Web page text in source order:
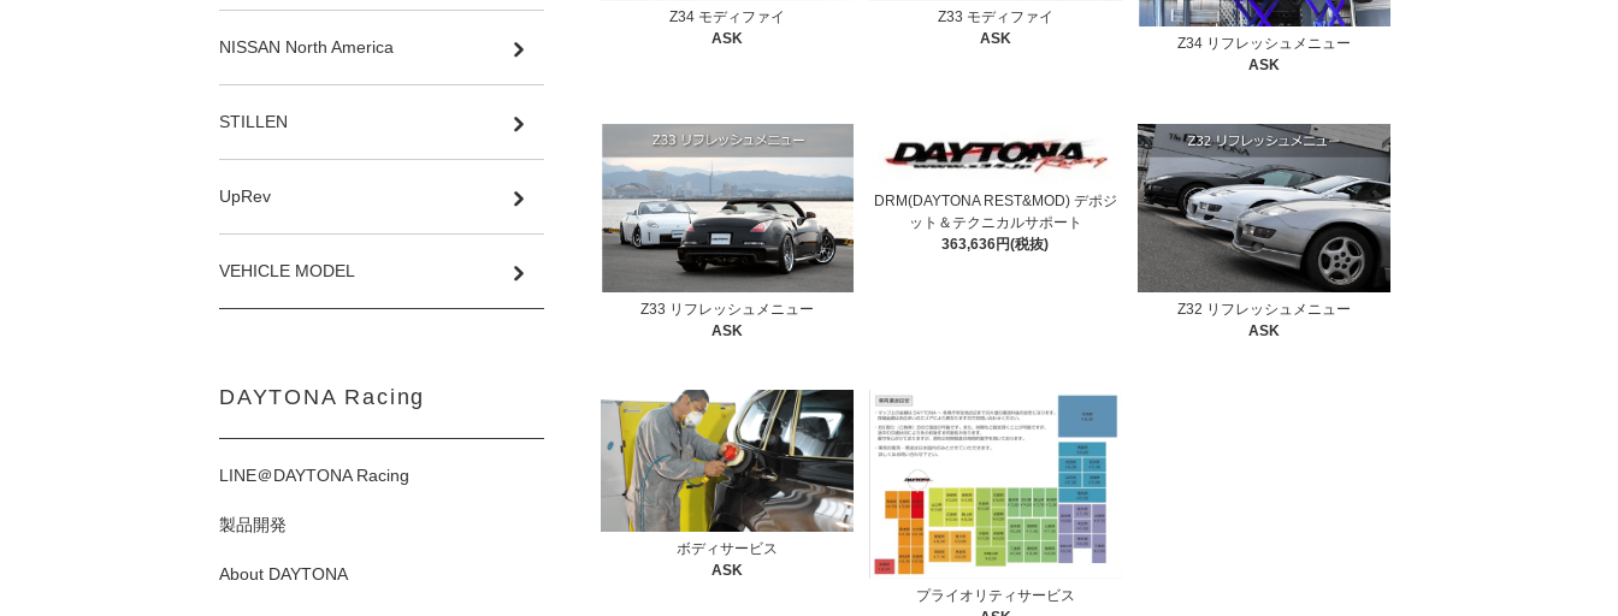
Z34 モディファイ
ASK
Z33 モディファイ
ASK
Z34 リフレッシュメニュー
ASK
Z33 リフレッシュメニュー
ASK
DRM(DAYTONA REST&MOD) デポジ
ット＆テクニカルサポート
363,636円(税抜)
Z32 リフレッシュメニュー
ASK
ボディサービス
ASK
プライオリティサービス
NISSAN North America
STILLEN
UpRev
VEHICLE MODEL
DAYTONA Racing
LINE＠DAYTONA Racing
製品開発
About DAYTONA